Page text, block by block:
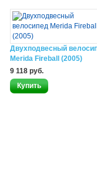
Двухподвесный
Merida Fireball (2005)
9 118 руб.